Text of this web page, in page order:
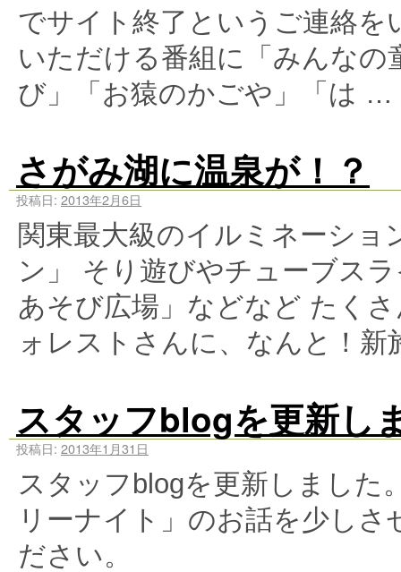
でサイト終了というご連絡
いただける番組に「みんな
び」「お猿のかごや」「は …
さがみ湖に温泉が！？
投稿日: 2013年2月6日
関東最大級のイルミネーシ
ン」 そり遊びやチューブス
あそび広場」などなど たく
ォレストさんに、なんと！
スタッフblogを更新し
投稿日: 2013年1月31日
スタッフblogを更新しました
リーナイト」のお話を少し
ださい。